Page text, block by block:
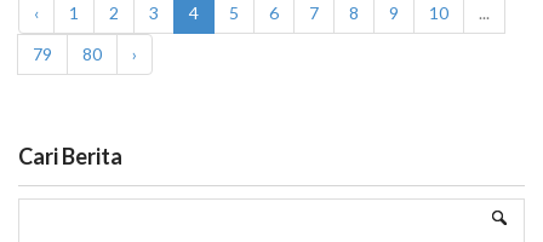
‹ 1 2 3 4 5 6 7 8 9 10
...
79
80 ›
Cari Berita